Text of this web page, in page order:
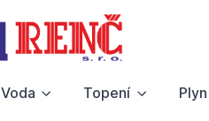
Voda Topení Plyn